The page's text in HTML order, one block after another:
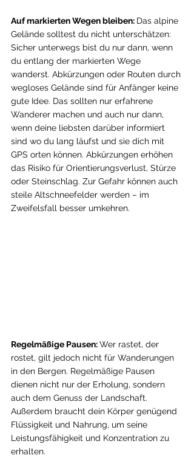
Auf markierten Wegen bleiben: Das alpine
Gelände solltest du nicht unterschätzen:
Sicher unterwegs bist du nur dann, wenn
du entlang der markierten Wege
wanderst. Abkürzungen oder Routen durch
wegloses Gelände sind für Anfänger keine
gute Idee. Das sollten nur erfahrene
Wanderer machen und auch nur dann,
wenn deine liebsten darüber informiert
sind wo du lang läufst und sie dich mit
GPS orten können. Abkürzungen erhöhen
das Risiko für Orientierungsverlust, Stürze
oder Stein­schlag. Zur Gefahr können auch
steile Altschneefelder werden – im
Zweifelsfall besser umkehren.
Regelmäßige Pausen: Wer rastet, der
rostet, gilt jedoch nicht für Wanderungen
in den Bergen. Regelmäßige Pausen
dienen nicht nur der Erholung, sondern
auch dem Genuss der Landschaft.
Außerdem braucht dein Körper genügend
Flüssigkeit und Nahrung, um seine
Leistungsfähigkeit und Konzentration zu
erhalten.